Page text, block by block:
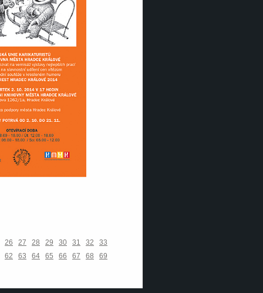
26 27 28 29 30 31 32
33
62
63 64 65 66 67 68 69